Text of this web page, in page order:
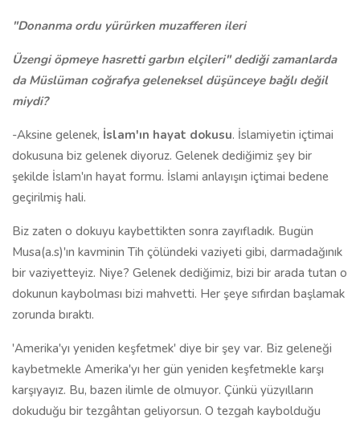
"Donanma ordu yürürken muzafferen ileri
Üzengi öpmeye hasretti garbın elçileri" dediği zamanlarda
da Müslüman coğrafya geleneksel düşünceye bağlı değil
miydi?
-Aksine gelenek, İslam'ın hayat dokusu. İslamiyetin içtimai
dokusuna biz gelenek diyoruz. Gelenek dediğimiz şey bir
şekilde İslam'ın hayat formu. İslami anlayışın içtimai bedene
geçirilmiş hali.
Biz zaten o dokuyu kaybettikten sonra zayıfladık. Bugün
Musa(a.s)'ın kavminin Tih çölündeki vaziyeti gibi, darmadağınık
bir vaziyetteyiz. Niye? Gelenek dediğimiz, bizi bir arada tutan o
dokunun kaybolması bizi mahvetti. Her şeye sıfırdan başlamak
zorunda bıraktı.
'Amerika'yı yeniden keşfetmek' diye bir şey var. Biz geleneği
kaybetmekle Amerika'yı her gün yeniden keşfetmekle karşı
karşıyayız. Bu, bazen ilimle de olmuyor. Çünkü yüzyılların
dokuduğu bir tezgâhtan geliyorsun. O tezgah kaybolduğu